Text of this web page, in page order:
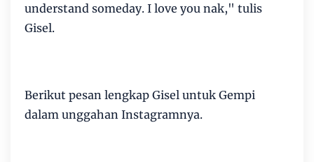
understand someday. I love you nak," tulis
Gisel.
Berikut pesan lengkap Gisel untuk Gempi
dalam unggahan Instagramnya.